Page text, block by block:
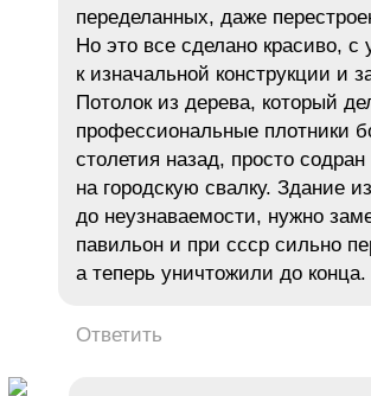
переделанных, даже
Но это все сделано красиво, с
к изначальной конструкции и
Потолок из дерева, который
профессиональные плотники
столетия назад, просто
на городскую свалку. Здание
до неузнаваемости, нужно
павильон и при ссср сильно
а теперь уничтожили до конца.
Ответить